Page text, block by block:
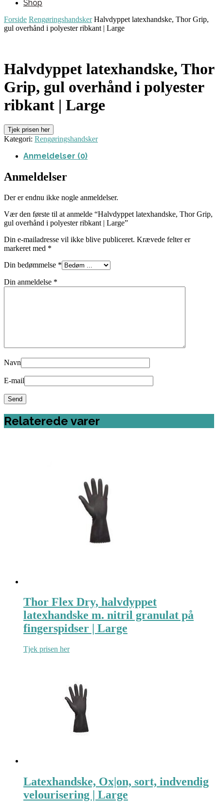
Shop
Forside Rengøringshandsker Halvdyppet latexhandske, Thor Grip,
gul overhånd i polyester ribkant | Large
Halvdyppet latexhandske, Thor
Grip, gul overhånd i polyester
ribkant | Large
Tjek prisen her
Kategori: Rengøringshandsker
Anmeldelser (0)
Anmeldelser
Der er endnu ikke nogle anmeldelser.
Vær den første til at anmelde “Halvdyppet latexhandske, Thor Grip,
gul overhånd i polyester ribkant | Large”
Din e-mailadresse vil ikke blive publiceret. Krævede felter er
markeret med *
Din bedømmelse *
Din anmeldelse *
Navn
E-mail
Relaterede varer
Thor Flex Dry, halvdyppet
latexhandske m. nitril granulat på
fingerspidser | Large
Tjek prisen her
Latexhandske, Ox|on, sort, indvendig
velourisering | Large